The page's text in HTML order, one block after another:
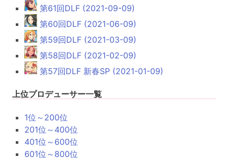
第61回DLF (2021-09-09)
第60回DLF (2021-06-09)
第59回DLF (2021-03-09)
第58回DLF (2021-02-09)
第57回DLF 新春SP (2021-01-09)
上位プロデューサー一覧
1位～200位
201位～400位
401位～600位
601位～800位